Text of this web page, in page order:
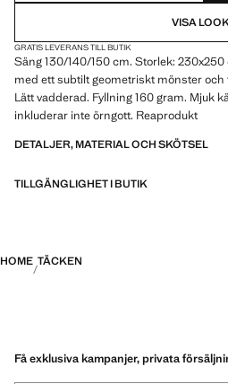
VISA
GRATIS LEVERANS TILL BUTIK
Säng 130/140/150 cm. Storlek:
med ett subtilt geometriskt mönster
Lätt vadderad. Fyllning 160 gram. Mjuk
inkluderar inte örngott. Reaprodukt
DETALJER, MATERIAL OCH SKÖTSEL
TILLGÄNGLIGHET I BUTIK
HOME TÄCKEN
Få exklusiva kampanjer, privata